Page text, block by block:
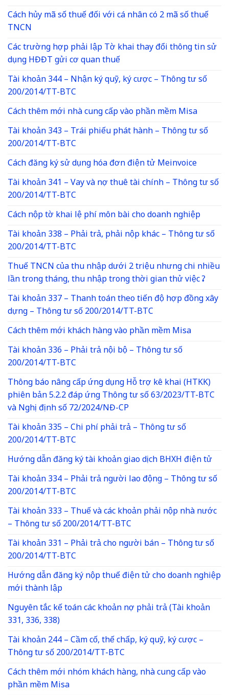
Cách hủy mã số thuế đối với cá nhân có 2 mã số thuế
TNCN
Các trường hợp phải lập Tờ khai thay đổi thông tin sử
dụng HĐĐT gửi cơ quan thuế
Tài khoản 344 – Nhận ký quỹ, ký cược – Thông tư số
200/2014/TT-BTC
Cách thêm mới nhà cung cấp vào phần mềm Misa
Tài khoản 343 – Trái phiếu phát hành – Thông tư số
200/2014/TT-BTC
Cách đăng ký sử dụng hóa đơn điện tử Meinvoice
Tài khoản 341 – Vay và nợ thuê tài chính – Thông tư số
200/2014/TT-BTC
Cách nộp tờ khai lệ phí môn bài cho doanh nghiệp
Tài khoản 338 – Phải trả, phải nộp khác – Thông tư số
200/2014/TT-BTC
Thuế TNCN của thu nhập dưới 2 triệu nhưng chi nhiều
lần trong tháng, thu nhập trong thời gian thử việc ?
Tài khoản 337 – Thanh toán theo tiến độ hợp đồng xây
dựng – Thông tư số 200/2014/TT-BTC
Cách thêm mới khách hàng vào phần mềm Misa
Tài khoản 336 – Phải trả nội bộ – Thông tư số
200/2014/TT-BTC
Thông báo nâng cấp ứng dụng Hỗ trợ kê khai (HTKK)
phiên bản 5.2.2 đáp ứng Thông tư số 63/2023/TT-BTC
và Nghị định số 72/2024/NĐ-CP
Tài khoản 335 – Chi phí phải trả – Thông tư số
200/2014/TT-BTC
Hướng dẫn đăng ký tài khoản giao dịch BHXH điện tử
Tài khoản 334 – Phải trả người lao động – Thông tư số
200/2014/TT-BTC
Tài khoản 333 – Thuế và các khoản phải nộp nhà nước
– Thông tư số 200/2014/TT-BTC
Tài khoản 331 – Phải trả cho người bán – Thông tư số
200/2014/TT-BTC
Hướng dẫn đăng ký nộp thuế điện tử cho doanh nghiệp
mới thành lập
Nguyên tắc kế toán các khoản nợ phải trả (Tài khoản
331, 336, 338)
Tài khoản 244 – Cầm cố, thế chấp, ký quỹ, ký cược –
Thông tư số 200/2014/TT-BTC
Cách thêm mới nhóm khách hàng, nhà cung cấp vào
phần mềm Misa